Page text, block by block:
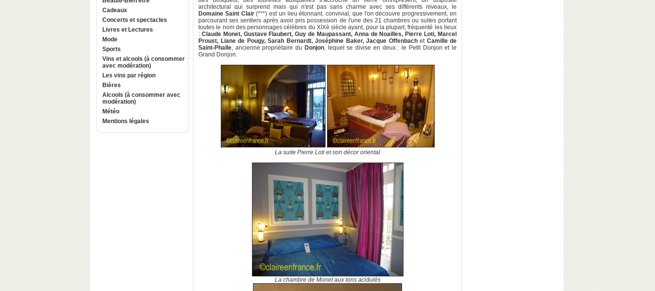
Cadeaux
Concerts et spectacles
Livres et Lectures
Mode
Sports
Vins et alcools (à consommer
avec modération)
Les vins par région
Bières
Alcools (à consommer avec
modération)
Météo
Mentions légales
architectural qui surprend mais qui n'est pas sans charme avec ses différents niveaux, le
Domaine Saint Clair(***) est un lieu étonnant, convivial, que l'on découvre progressivement, en
parcourant ses sentiers après avoir pris possession de l'une des 21 chambres ou suites portant
toutes le nom des personnages célèbres du XIXè siècle ayant, pour la plupart, fréquenté les lieux
: Claude Monet, Gustave Flaubert, Guy de Maupassant, Anna de Noailles, Pierre Loti, Marcel
Proust, Liane de Pougy, Sarah Bernardt, Joséphine Baker, Jacque Offenbachet Camille de
Saint-Phalle, ancienne propriétaire du Donjon, lequel se divise en deux : le Petit Donjon et le
Grand Donjon.
La suite Pierre Loti et son décor oriental
La chambre de Monet aux tons acidulés